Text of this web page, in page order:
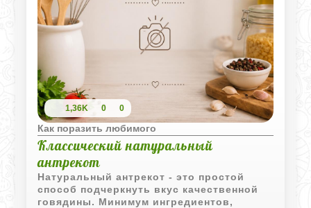
1,36K 0 0
Как поразить любимого
Классический натуральный
антрекот
Натуральный антрекот - это простой
способ подчеркнуть вкус качественной
говядины. Минимум ингредиентов,